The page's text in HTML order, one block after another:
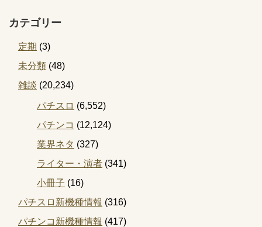
カテゴリー
定期 (3)
未分類 (48)
雑談 (20,234)
パチスロ (6,552)
パチンコ (12,124)
業界ネタ (327)
ライター・演者 (341)
小冊子 (16)
パチスロ新機種情報 (316)
パチンコ新機種情報 (417)